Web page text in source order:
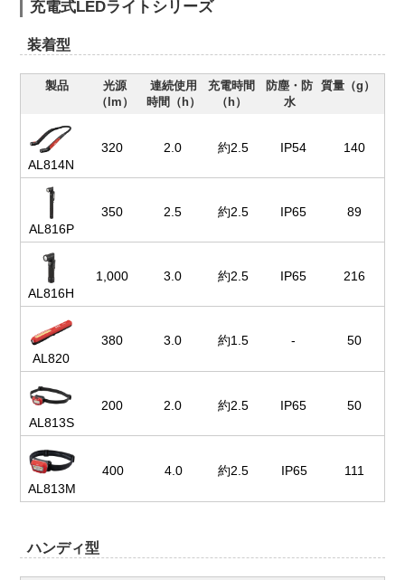
充電式LEDライトシリーズ
装着型
製品
光源
（lm）
連続使用
時間（h）
充電時間
（h）
防塵・防
水
質量（g）
AL814N
320 2.0 約2.5 IP54 140
AL816P
350 2.5 約2.5 IP65 89
AL816H
1,000 3.0 約2.5 IP65 216
AL820
380 3.0 約1.5 - 50
AL813S
200 2.0 約2.5 IP65 50
AL813M
400 4.0 約2.5 IP65 111
ハンディ型